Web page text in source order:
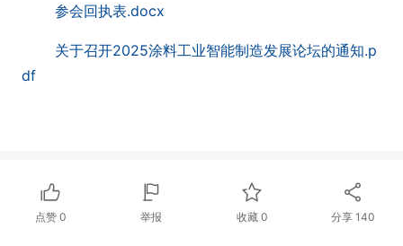
参会回执表.docx
关于召开2025涂料工业智能制造发展论坛的通知.p
df
点赞 0 举报 收藏 0 分享 140